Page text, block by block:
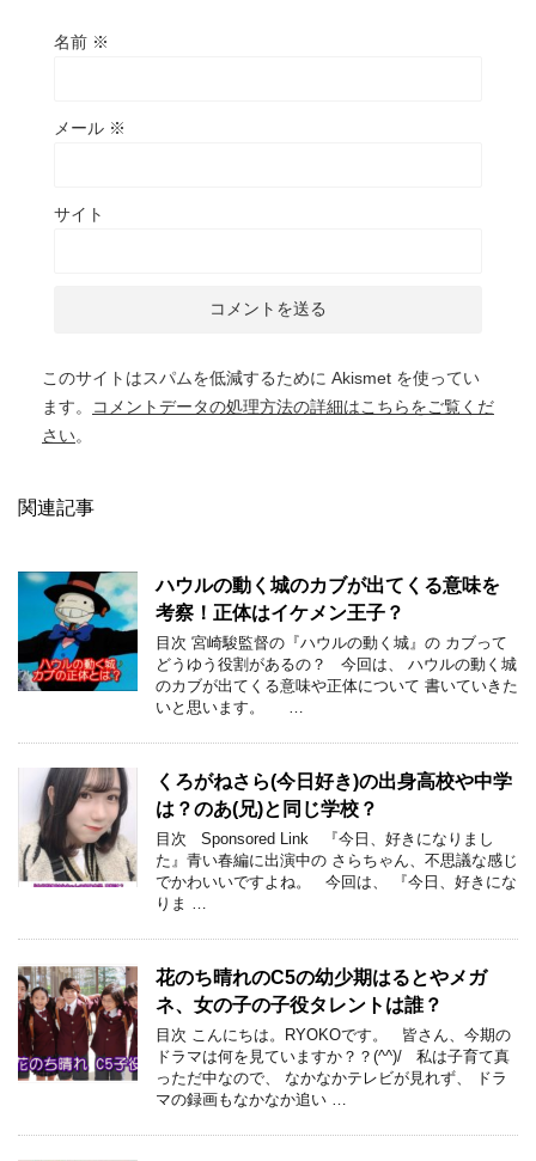
名前 ※
メール ※
サイト
このサイトはスパムを低減するために Akismet を使ってい
ます。
コメントデータの処理方法の詳細はこちらをご覧くだ
さい。
関連記事
ハウルの動く城のカブが出てくる意味を
考察！正体はイケメン王子？
目次 宮崎駿監督の『ハウルの動く城』の カブって
どうゆう役割があるの？ 今回は、 ハウルの動く城
のカブが出てくる意味や正体について 書いていきた
いと思います。 …
くろがねさら(今日好き)の出身高校や中学
は？のあ(兄)と同じ学校？
目次 Sponsored Link 『今日、好きになりまし
た』青い春編に出演中の さらちゃん、不思議な感じ
でかわいいですよね。 今回は、 『今日、好きにな
りま …
花のち晴れのC5の幼少期はるとやメガ
ネ、女の子の子役タレントは誰？
目次 こんにちは。RYOKOです。 皆さん、今期の
ドラマは何を見ていますか？？(^^)/ 私は子育て真
っただ中なので、 なかなかテレビが見れず、 ドラ
マの録画もなかなか追い …